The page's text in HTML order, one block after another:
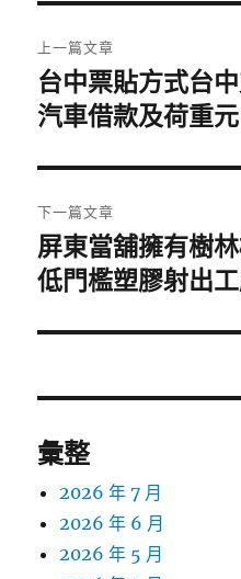
章
導
覽
上一篇文章
上
一
文
章:
台中票貼方式台
汽車借款及荷重元
下一篇文章
下
一
文
屏東當舖擁有樹
低門檻塑膠射出
彙整
2026 年 7 月
2026 年 6 月
2026 年 5 月